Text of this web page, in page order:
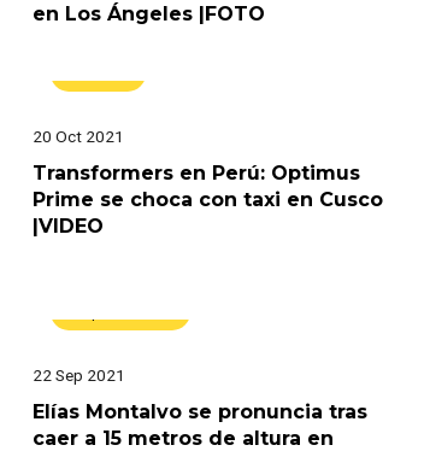
en Los Ángeles |FOTO
20 Oct 2021
Transformers en Perú: Optimus
Prime se choca con taxi en Cusco
|VIDEO
22 Sep 2021
Elías Montalvo se pronuncia tras
caer a 15 metros de altura en